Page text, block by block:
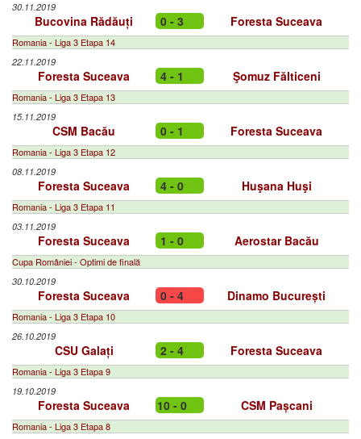
30.11.2019
Bucovina Rădăuți 0 - 3 Foresta Suceava
Romania - Liga 3 Etapa 14
22.11.2019
Foresta Suceava 4 - 1 Şomuz Fălticeni
Romania - Liga 3 Etapa 13
15.11.2019
CSM Bacău 0 - 1 Foresta Suceava
Romania - Liga 3 Etapa 12
08.11.2019
Foresta Suceava 4 - 0 Huşana Huşi
Romania - Liga 3 Etapa 11
03.11.2019
Foresta Suceava 1 - 0 Aerostar Bacău
Cupa României - Optimi de finală
30.10.2019
Foresta Suceava 0 - 4 Dinamo București
Romania - Liga 3 Etapa 10
26.10.2019
CSU Galați 2 - 4 Foresta Suceava
Romania - Liga 3 Etapa 9
19.10.2019
Foresta Suceava 10 - 0 CSM Pașcani
Romania - Liga 3 Etapa 8